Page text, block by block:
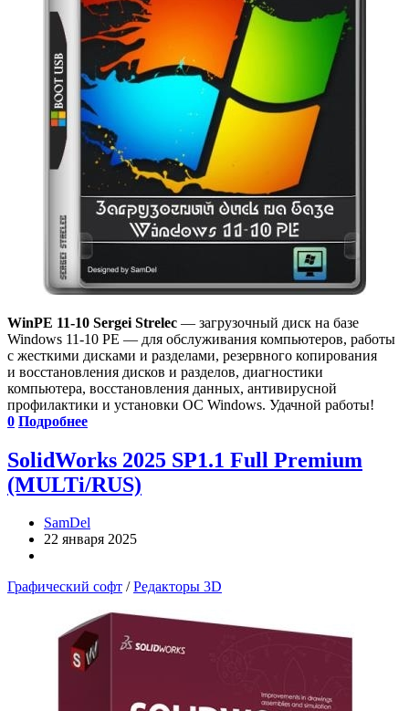
WinPE 11-10 Sergei Strelec — загрузочный диск на базе
Windows 11-10 PE — для обслуживания компьютеров, работы
с жесткими дисками и разделами, резервного копирования
и восстановления дисков и разделов, диагностики
компьютера, восстановления данных, антивирусной
профилактики и установки ОС Windows. Удачной работы!
0 Подробнее
SolidWorks 2025 SP1.1 Full Premium
(MULTi/RUS)
SamDel
22 января 2025
Графический софт /Редакторы 3D